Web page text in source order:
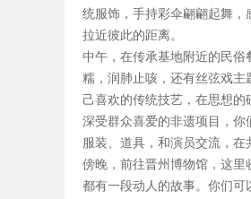
统服饰，手持彩伞翩翩起舞，
拉近彼此的距离。
中午，在传承基地附近的民
糯，润肺止咳，还有丝弦戏
己喜欢的传统技艺，在思想
深受群众喜爱的非遗项目，
服装、道具，和演员交流，在
傍晚，前往晋州博物馆，这
都有一段动人的故事。你们